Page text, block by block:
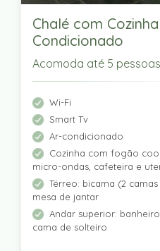
Chalé com
Condicionado
Acomoda até 5
Wi-Fi
Smart Tv
Ar-condicionado
Cozinha com fogão
micro-ondas, cafeteira e
Térreo: bicama (2
mesa de jantar
Andar superior:
cama de solteiro